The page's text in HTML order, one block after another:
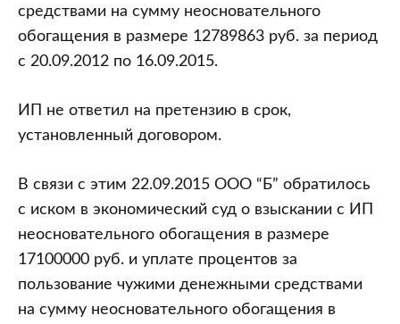
средствами на сумму неосновательного
обогащения в размере 12789863 руб. за период
с 20.09.2012 по 16.09.2015.
ИП не ответил на претензию в срок,
установленный договором.
В связи с этим 22.09.2015 ООО “Б” обратилось
с иском в экономический суд о взыскании с ИП
неосновательного обогащения в размере
17100000 руб. и уплате процентов за
пользование чужими денежными средствами
на сумму неосновательного обогащения в